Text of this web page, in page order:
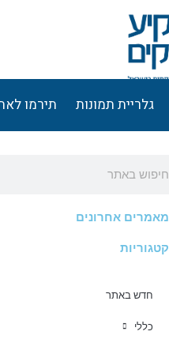
גלריית תמונות תירמו
מאמרים אחרונים
קטגוריות
חדש באתר
כללי